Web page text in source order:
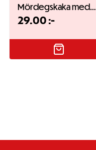
Mördegskaka med…
29.00 :-